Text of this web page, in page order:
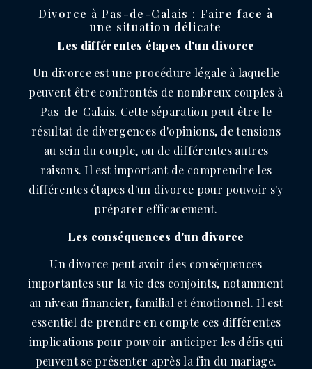
Divorce à Pas-de-Calais : Faire face à
une situation délicate
Les différentes étapes d'un divorce
Un divorce est une procédure légale à laquelle
peuvent être confrontés de nombreux couples à
Pas-de-Calais. Cette séparation peut être le
résultat de divergences d'opinions, de tensions
au sein du couple, ou de différentes autres
raisons. Il est important de comprendre les
différentes étapes d'un divorce pour pouvoir s'y
préparer efficacement.
Les conséquences d'un divorce
Un divorce peut avoir des conséquences
importantes sur la vie des conjoints, notamment
au niveau financier, familial et émotionnel. Il est
essentiel de prendre en compte ces différentes
implications pour pouvoir anticiper les défis qui
peuvent se présenter après la fin du mariage.